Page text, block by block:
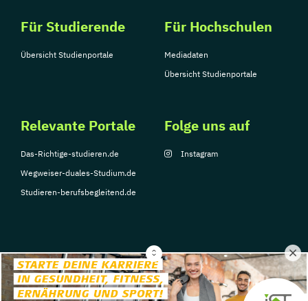
Für Studierende
Übersicht Studienportale
Für Hochschulen
Mediadaten
Übersicht Studienportale
Relevante Portale
Das-Richtige-studieren.de
Wegweiser-duales-Studium.de
Studieren-berufsbegleitend.de
Folge uns auf
Instagram
© Copyright 2026, TarGroup Media GmbH